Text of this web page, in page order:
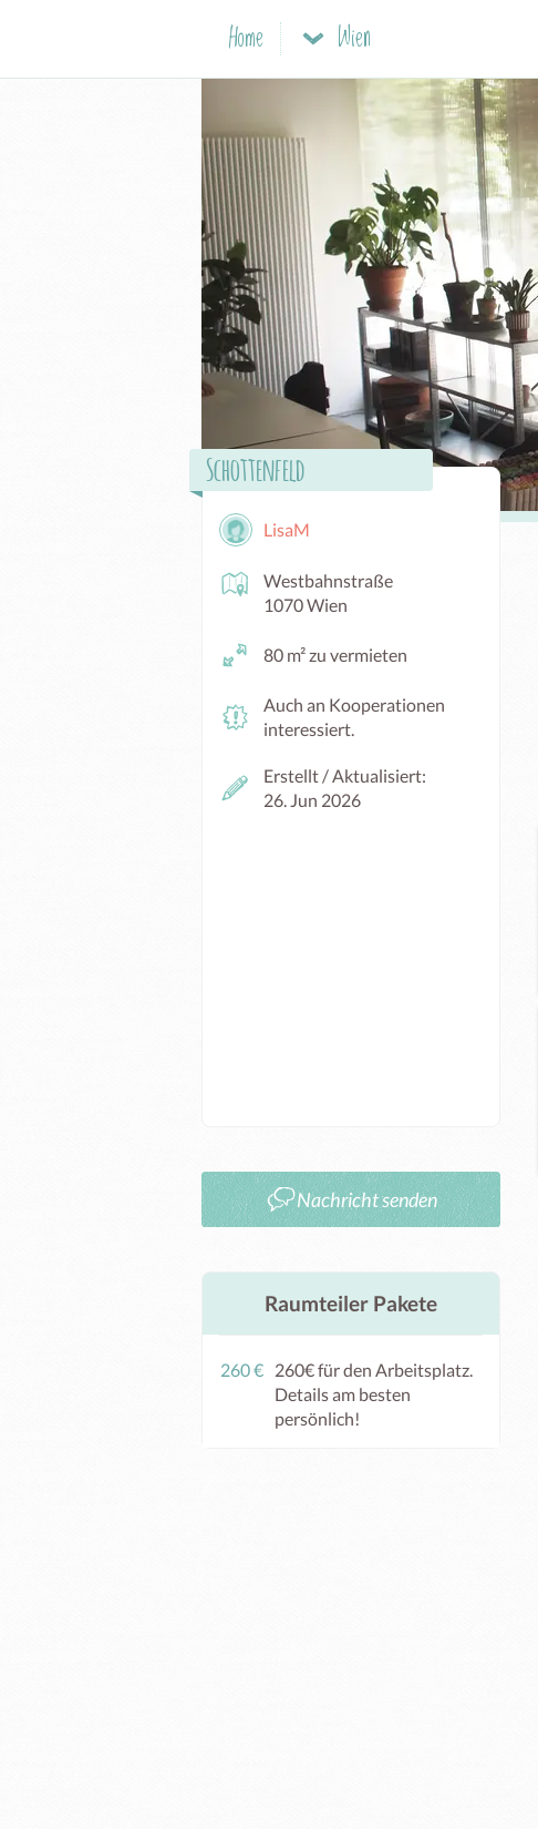
Home Wien
Schottenfeld
LisaM
Westbahnstraße
1070 Wien
80 m² zu vermieten
Auch an Kooperationen
interessiert.
Erstellt / Aktualisiert:
26. Jun 2026
Nachricht senden
Raumteiler Pakete
260 € 260€ für den Arbeitsplatz.
Details am besten
persönlich!